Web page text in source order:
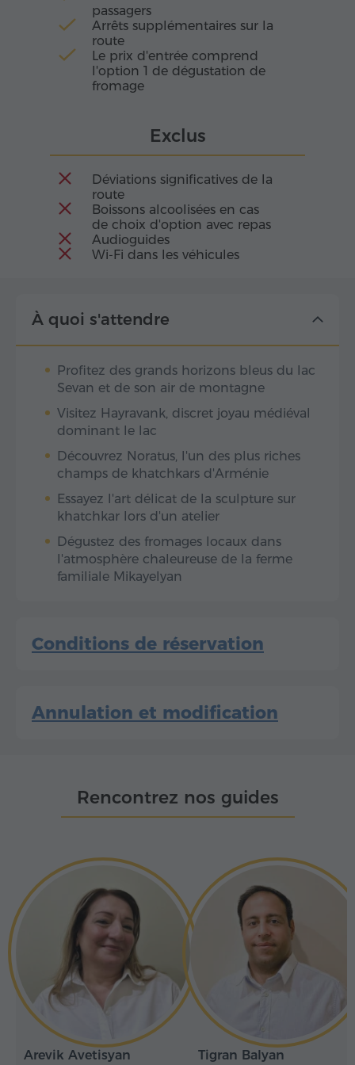
passagers
Arrêts supplémentaires sur la
route
Le prix d'entrée comprend
l'option 1 de dégustation de
fromage
Exclus
Déviations significatives de la
route
Boissons alcoolisées en cas
de choix d'option avec repas
Audioguides
Wi-Fi dans les véhicules
À quoi s'attendre
Profitez des grands horizons bleus du lac
Sevan et de son air de montagne
Visitez Hayravank, discret joyau médiéval
dominant le lac
Découvrez Noratus, l'un des plus riches
champs de khatchkars d'Arménie
Essayez l'art délicat de la sculpture sur
khatchkar lors d'un atelier
Dégustez des fromages locaux dans
l'atmosphère chaleureuse de la ferme
familiale Mikayelyan
Conditions de réservation
Annulation et modification
Rencontrez nos guides
Arevik Avetisyan Tigran Balyan